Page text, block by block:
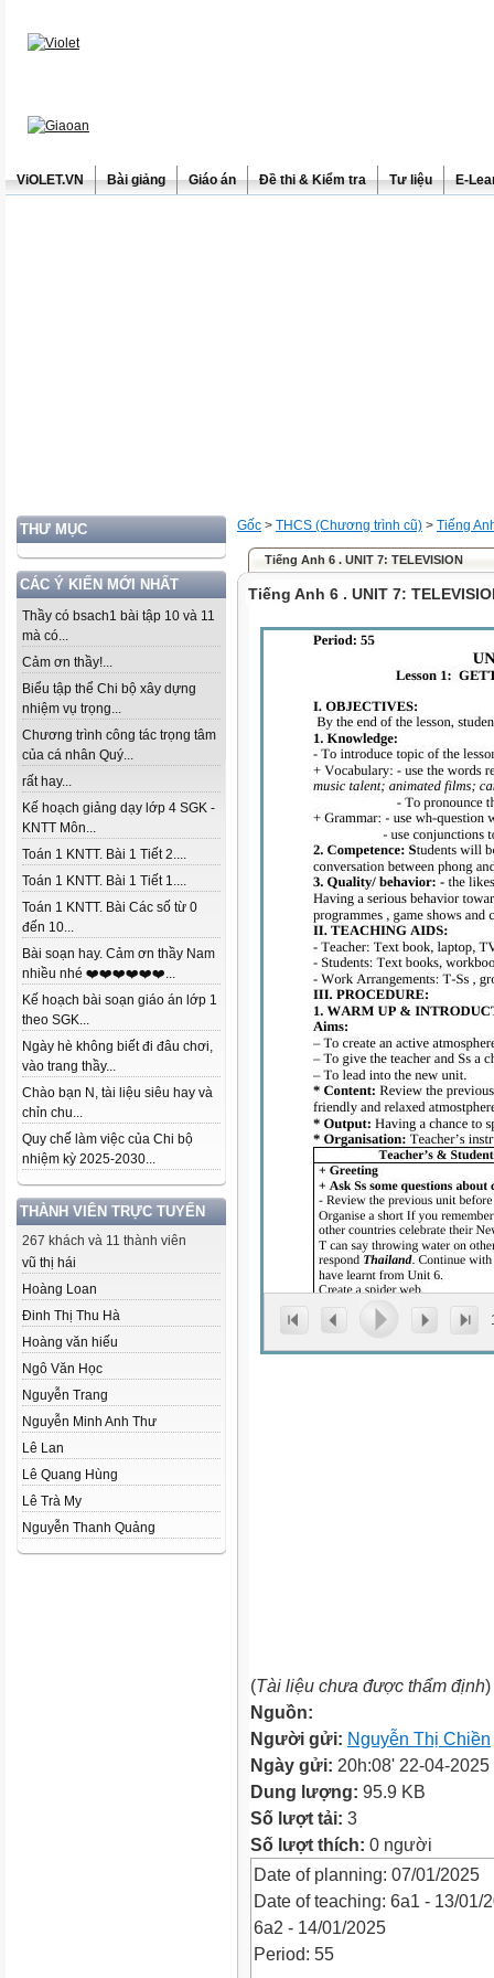
ViOLET.VN Bài giảng Giáo án Đề thi & Kiểm tra Tư liệu E-
THƯ MỤC
CÁC Ý KIẾN MỚI NHẤT
Thầy có bsach1 bài tập 10 và 11
mà có...
Cảm ơn thầy!...
Biểu tập thể Chi bộ xây dựng
nhiệm vụ trọng...
Chương trình công tác trọng tâm
của cá nhân Quý...
rất hay...
Kế hoạch giảng dạy lớp 4 SGK -
KNTT Môn...
Toán 1 KNTT. Bài 1 Tiết 2....
Toán 1 KNTT. Bài 1 Tiết 1....
Toán 1 KNTT. Bài Các số từ 0
đến 10...
Bài soạn hay. Cảm ơn thầy Nam
nhiều nhé ❤️❤️❤️❤️❤️❤️...
Kế hoạch bài soạn giáo án lớp 1
theo SGK...
Ngày hè không biết đi đâu chơi,
vào trang thầy...
Chào bạn N, tài liệu siêu hay và
chỉn chu...
Quy chế làm việc của Chi bộ
nhiệm kỳ 2025-2030...
THÀNH VIÊN TRỰC TUYẾN
267 khách và 11 thành viên
vũ thị hái
Hoàng Loan
Đinh Thị Thu Hà
Hoàng văn hiếu
Ngô Văn Học
Nguyễn Trang
Nguyễn Minh Anh Thư
Lê Lan
Lê Quang Hùng
Lê Trà My
Nguyễn Thanh Quảng
Gốc > THCS (Chương trình cũ) > Tiếng
Tiếng Anh 6 . UNIT 7: TELEVISION
Tiếng Anh 6 . UNIT 7:
(Tài liệu chưa được thẩm định)
Nguồn:
Người gửi: Nguyễn Thị Chiền
Ngày gửi: 20h:08' 22-04-2025
Dung lượng: 95.9 KB
Số lượt tải: 3
Số lượt thích: 0 người
Date of planning: 07/01/2025
Date of teaching: 6a1 - 13/01/
6a2 - 14/01/2025
Period: 55